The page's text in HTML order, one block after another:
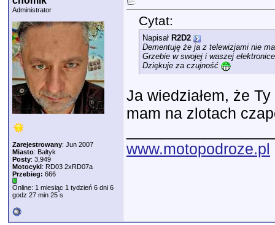
Administrator
Zarejestrowany: Jun 2007
Miasto: Bałtyk
Posty: 3,949
Motocykl: RD03 2xRD07a
Przebieg: 666
Online: 1 miesiąc 1 tydzień 6 dni 6
godz 27 min 25 s
Cytat:
Napisał R2D2
Dementuję że ja z telewizjami nie
Grzebie w swojej i waszej
Dziękuje za czujność
Ja wiedziałem, że
mam na zlotach
www.motopodroze.pl